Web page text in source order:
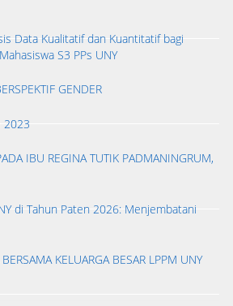
Data Kualitatif dan Kuantitatif bagi
S3 PPs UNY
GENDER
2023
IBU REGINA TUTIK PADMANINGRUM,
di Tahun Paten 2026: Menjembatani
KELUARGA BESAR LPPM UNY